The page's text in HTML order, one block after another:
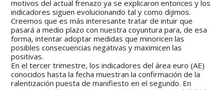
motivos del actual frenazo ya se explicaron entonces y los
indicadores siguen evolucionando tal y como dijimos.
Creemos que es más interesante tratar de intuir que
pasará a medio plazo con nuestra coyuntura para, de esa
forma, intentar adoptar medidas que minoricen las
posibles consecuencias negativas y maximicen las
positivas.
En el tercer trimestre, los indicadores del área euro (AE)
conocidos hasta la fecha muestran la confirmación de la
ralentización puesta de manifiesto en el segundo. En